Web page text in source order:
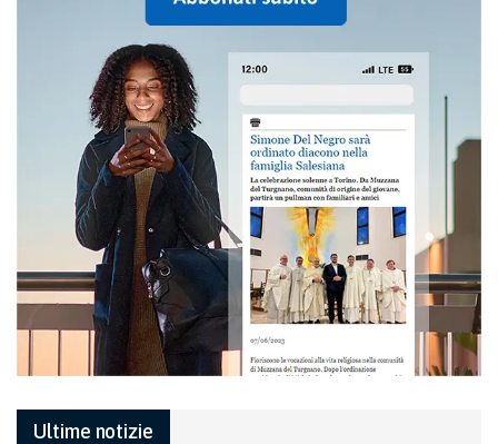
Ultime notizie